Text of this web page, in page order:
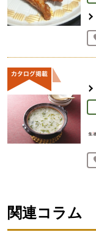
関連コラム